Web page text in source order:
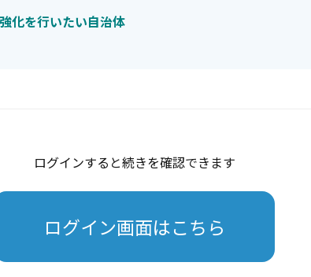
化を行いたい自治体
ログインすると続きを確認できます
ログイン画面はこちら